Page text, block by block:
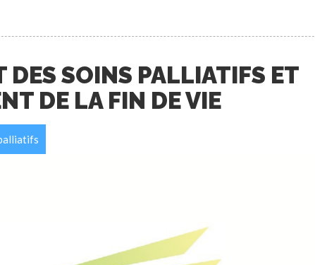
DES SOINS PALLIATIFS ET
DE LA FIN DE VIE